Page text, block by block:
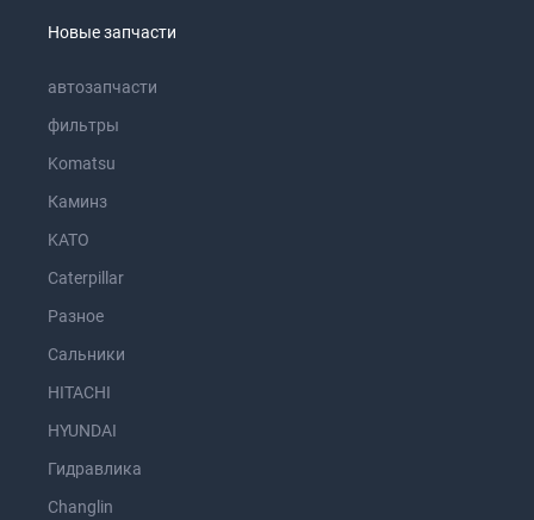
Новые запчасти
автозапчасти
фильтры
Komatsu
Каминз
KATO
Caterpillar
Разное
Сальники
HITACHI
HYUNDAI
Гидравлика
Changlin